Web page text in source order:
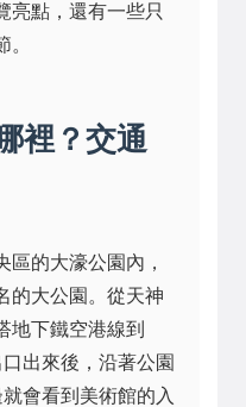
亮點，還有一些只
裡？交通
區的大濠公園內，
的大公園。從天神
地下鐵空港線到
出來後，沿著公園
會看到美術館的入